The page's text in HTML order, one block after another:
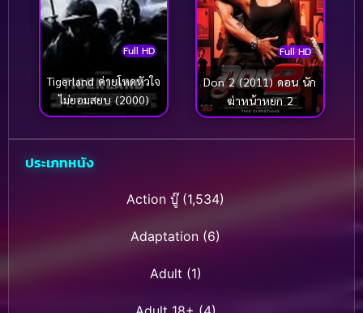
Full HD
Tigerland ค่ายโหดหัวใจ
ไม่ยอมสยบ (2000)
Full HD
Don 2 (2011) ดอน นัก
ฆ่าหน้าหยก 2
ประเภทหนัง
Action บู๊(1,534)
Adaptation (6)
Adult (1)